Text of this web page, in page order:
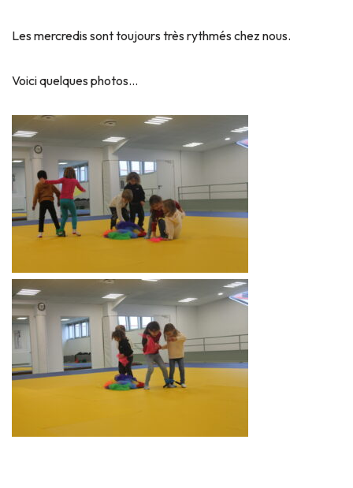
Les mercredis sont toujours très rythmés chez nous.
Voici quelques photos…